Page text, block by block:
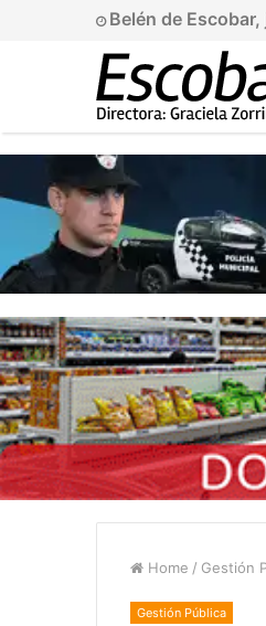
Belén de
Home / Gestión
Gestión Pública